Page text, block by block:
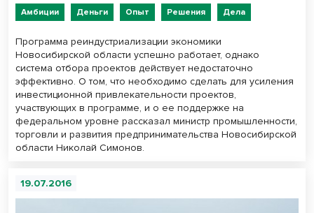
Амбиции Деньги Опыт Решения Дела
Программа реиндустриализации экономики
Новосибирской области успешно работает, однако
система отбора проектов действует недостаточно
эффективно. О том, что необходимо сделать для усиления
инвестиционной привлекательности проектов,
участвующих в программе, и о ее поддержке на
федеральном уровне рассказал министр промышленности,
торговли и развития предпринимательства Новосибирской
области Николай Симонов.
19.07.2016